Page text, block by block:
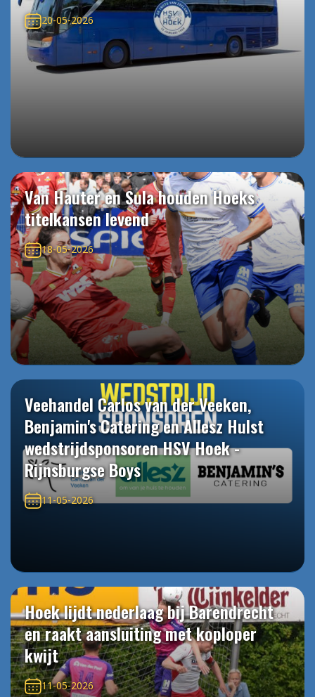
20-05-2026
Van Hauter en Sula houden Hoeks
titelkansen levend
18-05-2026
Veehandel Carlos van der Veeken,
Benjamin's Catering en Allesz Hulst
wedstrijdsponsoren HSV Hoek -
Rijnsburgse Boys
11-05-2026
Hoek lijdt nederlaag bij Barendrecht
en raakt aansluiting met koploper
kwijt
11-05-2026